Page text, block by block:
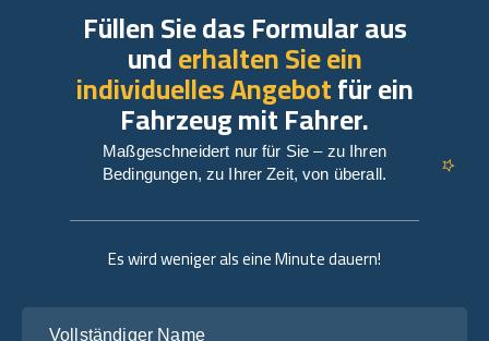
Es wird weniger als eine Minute dauern!
Füllen Sie das Formular aus
underhalten Sie ein
individuelles Angebotfür ein
Fahrzeug mit Fahrer.
Maßgeschneidert nur für Sie – zu Ihren
Bedingungen, zu Ihrer Zeit, von überall.